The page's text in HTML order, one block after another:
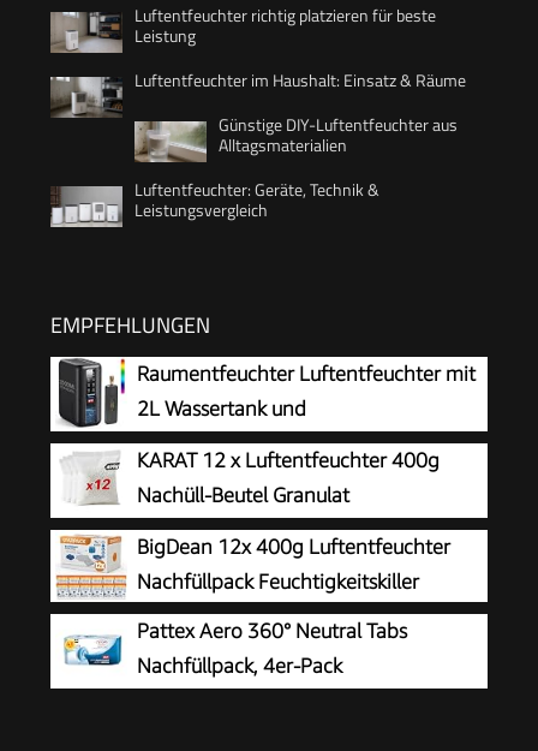
Luftentfeuchter richtig platzieren für beste
Leistung
Luftentfeuchter im Haushalt: Einsatz & Räume
Günstige DIY-Luftentfeuchter aus
Alltagsmaterialien
Luftentfeuchter: Geräte, Technik &
Leistungsvergleich
EMPFEHLUNGEN
Raumentfeuchter Luftentfeuchter mit
2L Wassertank und
Feuchtigkeitsabsorber, Automatische
Abschaltung und Feuchtigkeitsregelung für
Badezimmer, Schlafzimmer, Schrank gegen
Feuchtigkeit
KARAT 12 x Luftentfeuchter 400g
Nachüll-Beutel Granulat
Raumentfeuchter nachfüllbar &
wiederverwendbar (Nachfüllbeutel, 12er Set
400g)
BigDean 12x 400g Luftentfeuchter
Nachfüllpack Feuchtigkeitskiller
Pattex Aero 360° Neutral Tabs
Nachfüllpack, 4er-Pack